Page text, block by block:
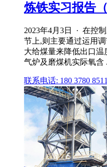
炼铁实习报告
2023年4月3日 · 在控
节上,则主要通过运用
大给煤量来降低出口
气炉及磨煤机实际氧含 .
联系电话: 180 3780 8511